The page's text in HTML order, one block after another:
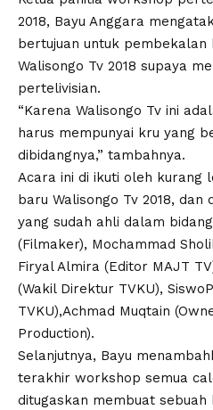
2018, Bayu Anggara
bertujuan untuk pembekalan
Walisongo Tv 2018 supaya
pertelivisian.
“Karena Walisongo Tv ini
harus mempunyai kru yang
dibidangnya,” tambahnya.
Acara ini di ikuti oleh kurang
baru Walisongo Tv 2018,
yang sudah ahli dalam
(Filmaker), Mochammad
Firyal Almira (Editor MAJT
(Wakil Direktur TVKU),
TVKU),Achmad Muqtain
Production).
Selanjutnya, Bayu
terakhir workshop semua
ditugaskan membuat